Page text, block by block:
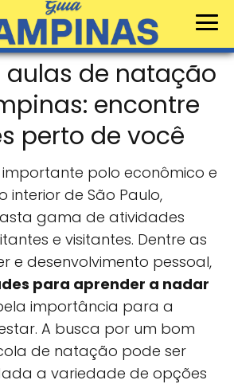
aulas de natação
encontre
perto de você
polo econômico e
interior de São Paulo,
gama de atividades
e visitantes. Dentre as
e desenvolvimento pessoal,
para aprender a nadar
importância para a
A busca por um bom
de natação pode ser
a variedade de opções